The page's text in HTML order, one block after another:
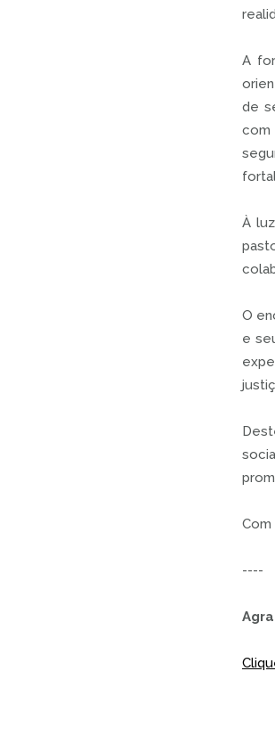
A
de
com
À
O
e
----